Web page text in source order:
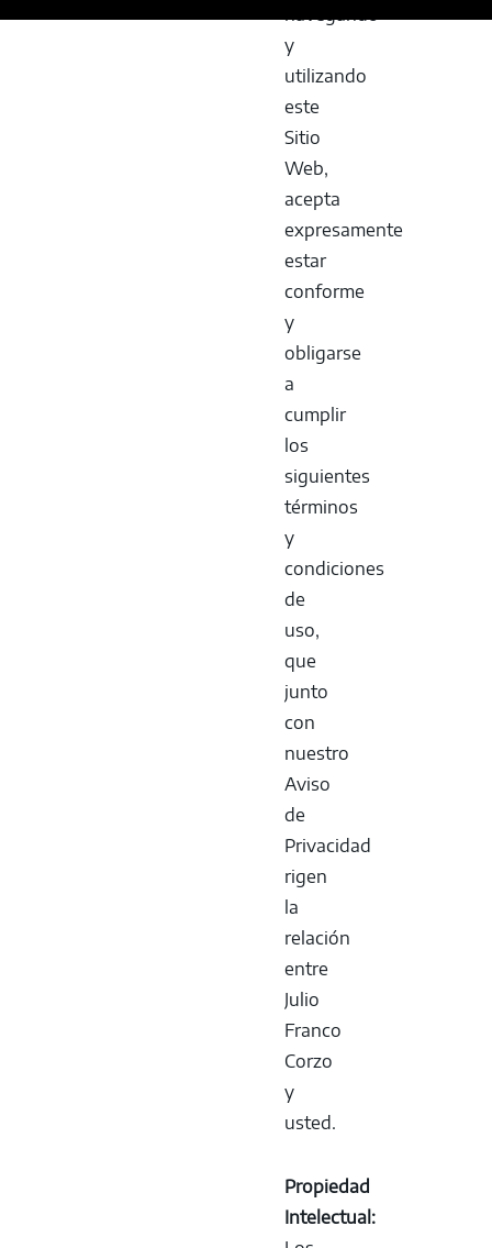
navegando
y
utilizando
este
Sitio
Web,
acepta
expresamente
estar
conforme
y
obligarse
a
cumplir
los
siguientes
términos
y
condiciones
de
uso,
que
junto
con
nuestro
Aviso
de
Privacidad
rigen
la
relación
entre
Julio
Franco
Corzo
y
usted.
Propiedad
Intelectual: